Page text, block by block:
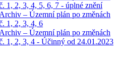
1, 2, 3, 4, 5, 6, 7 - úplné znění
Archiv – Územní plán po změnách
1, 2, 3, 4, 6
Archiv – Územní plán po změnách
1, 2, 3, 4 - Účinný od 24.01.2023